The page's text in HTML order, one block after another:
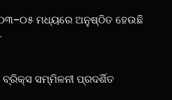
୦୩–୦୫ ମଧ୍ୟରେ ଅନୁଷ୍ଠିତ ହେଉଛି
ବ୍ରିକ୍ସ ସମ୍ମିଳନୀ ପ୍ରଦର୍ଶିତ